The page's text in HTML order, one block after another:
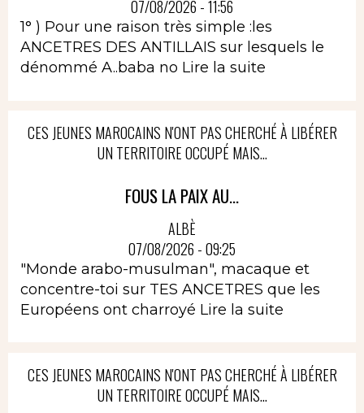
07/08/2026 - 11:56
1° ) Pour une raison très simple :les
ANCETRES DES ANTILLAIS sur lesquels le
dénommé A..baba no Lire la suite
CES JEUNES MAROCAINS N'ONT PAS CHERCHÉ À LIBÉRER
UN TERRITOIRE OCCUPÉ MAIS...
FOUS LA PAIX AU...
ALBÈ
07/08/2026 - 09:25
"Monde arabo-musulman", macaque et
concentre-toi sur TES ANCETRES que les
Européens ont charroyé Lire la suite
CES JEUNES MAROCAINS N'ONT PAS CHERCHÉ À LIBÉRER
UN TERRITOIRE OCCUPÉ MAIS...